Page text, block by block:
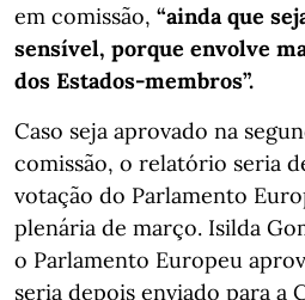
em comissão, “ainda que
sensível, porque envolve
dos Estados-membros”.
Caso seja aprovado na
comissão, o relatório seria
votação do Parlamento
plenária de março. Isilda
o Parlamento Europeu
seria depois enviado para a